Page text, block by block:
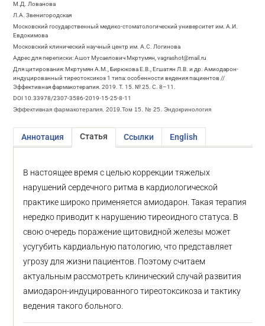
М.Д. Лованова
Л.А. Звенигородская
Московский государственный медико-стоматологический университет им. А.И.
Евдокимова
Московский клинический научный центр им. А.С. Логинова
Адрес для переписки: Ашот Мусаелович Мкртумян, vagrashot@mail.ru
Для цитирования: Мкртумян А.М., Бирюкова Е.В., Егшатян Л.В. и др. Амиодарон-
индуцированный тиреотоксикоз 1 типа: особенности ведения пациентов //
Эффективная фармакотерапия. 2019. Т. 15. № 25. С. 8–11.
DOI 10.33978/2307-3586-2019-15-25-8-11
Эффективная фармакотерапия. 2019.Том 15. № 25. Эндокринология
Аннотация Статья Ссылки English
В настоящее время с целью коррекции тяжелых
нарушений сердечного ритма в кардиологической
практике широко применяется амиодарон. Такая терапия
нередко приводит к нарушению тиреоидного статуса. В
свою очередь поражение щитовидной железы может
усугубить кардиальную патологию, что представляет
угрозу для жизни пациентов. Поэтому считаем
актуальным рассмотреть клинический случай развития
амиодарон-индуцированного тиреотоксикоза и тактику
ведения такого больного.